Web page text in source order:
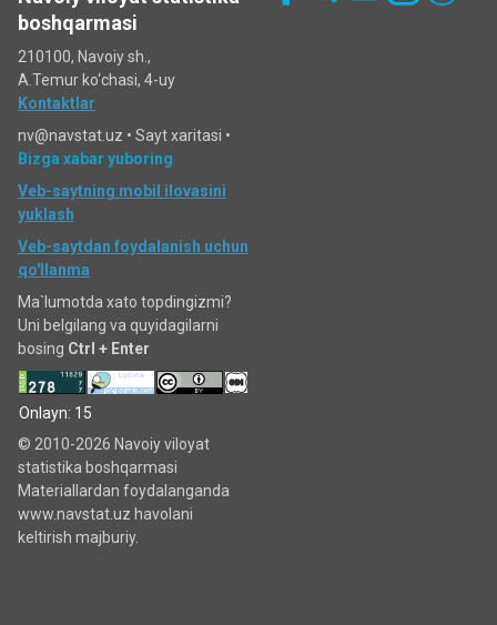
boshqarmasi
210100, Navoiy sh.,
A.Temur ko‘chаsi, 4-uy
Kontaktlar
nv@navstat.uz • Sayt xaritasi •
Bizga xabar yuboring
Veb-saytning mobil ilovasini
yuklash
Veb-saytdan foydalanish uchun
qo'llanma
Ma`lumotda xato topdingizmi?
Uni belgilang va quyidagilarni
bosing Ctrl + Enter
Onlayn: 15
© 2010-2026 Navoiy viloyat
statistika boshqarmasi
Materiallardan foydalanganda
www.navstat.uz havolani
keltirish majburiy.